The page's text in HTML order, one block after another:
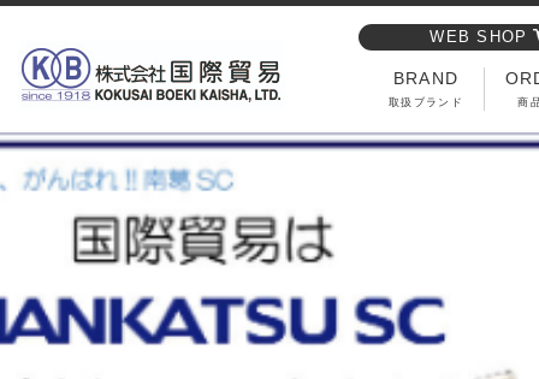
WEB SHOP
BRAND
取扱ブランド 商